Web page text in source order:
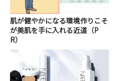
肌が健やかになる環境作りこそ
が美肌を手に入れる近道（P
R）